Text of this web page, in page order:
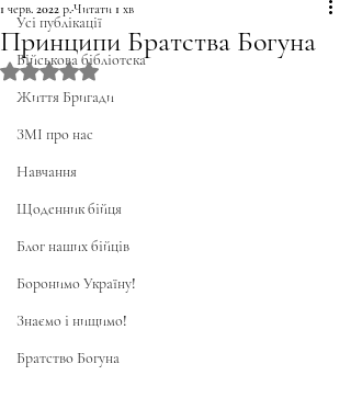
Усі публікації
Військова бібліотека
Життя Бригади
ЗМІ про нас
Навчання
Щоденник бійця
Блог наших бійців
Боронимо Україну!
Знаємо і нищимо!
Братство Богуна
Принципи Братства Богуна
1 черв. 2022 р.Читати 1 хв
Оцінка: NaN з 5 зірок.